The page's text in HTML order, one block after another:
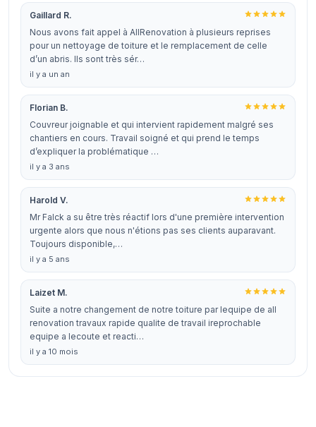
Gaillard R.
Nous avons fait appel à AllRenovation à plusieurs reprises
pour un nettoyage de toiture et le remplacement de celle
d’un abris. Ils sont très sér…
il y a un an
Florian B.
Couvreur joignable et qui intervient rapidement malgré ses
chantiers en cours. Travail soigné et qui prend le temps
d’expliquer la problématique …
il y a 3 ans
Harold V.
Mr Falck a su être très réactif lors d'une première intervention
urgente alors que nous n'étions pas ses clients auparavant.
Toujours disponible,…
il y a 5 ans
Laizet M.
Suite a notre changement de notre toiture par lequipe de all
renovation travaux rapide qualite de travail ireprochable
equipe a lecoute et reacti…
il y a 10 mois